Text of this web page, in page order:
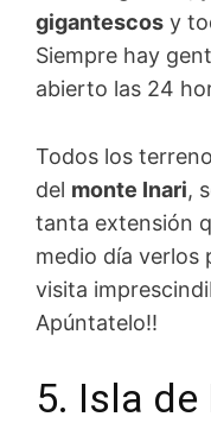
gigantescos y
Siempre hay
abierto las 24
Todos los
del monte Inari,
tanta extensión
medio día verlos
visita
Apúntatelo!!
5. Isla de